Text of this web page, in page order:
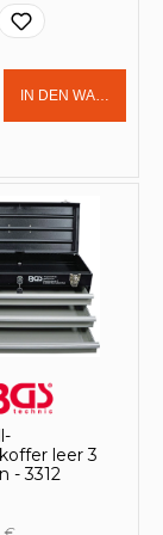
Anzahl:
IN DEN
leer 3
- 3312